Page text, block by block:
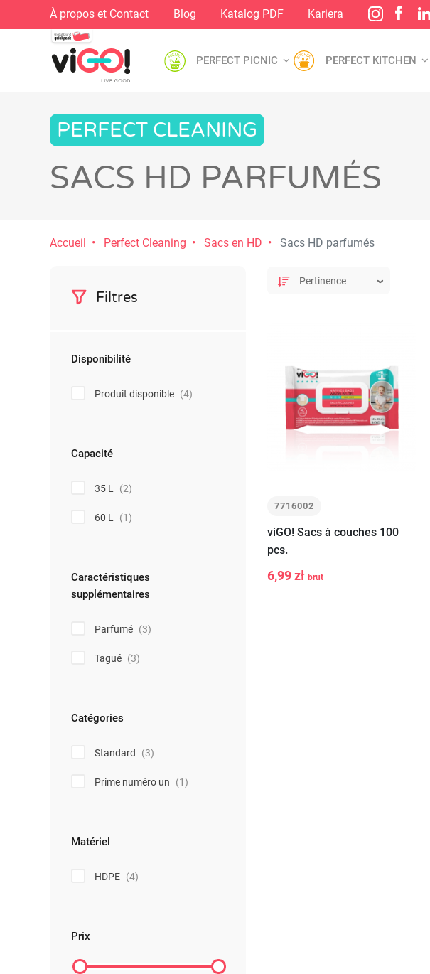
À propos et Contact Blog Katalog PDF Kariera
PERFECT PICNIC PERFECT KITCHEN
PERFECT CLEANING
SACS HD PARFUMÉS
Accueil Perfect Cleaning Sacs en HD Sacs HD parfumés
Filtres
Disponibilité
Produit disponible (4)
Capacité
35 L (2)
60 L (1)
Caractéristiques
supplémentaires
Parfumé (3)
Tagué (3)
Catégories
Standard (3)
Prime numéro un (1)
Matériel
HDPE (4)
Prix
7716002
viGO! Sacs à couches 100
pcs.
6,99 zł brut
-